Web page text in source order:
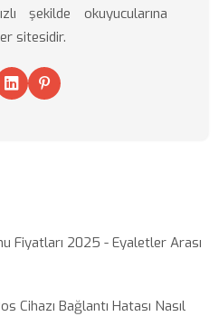
şekilde okuyucularına
sitesidir.
Fiyatları 2025 - Eyaletler Arası
Cihazı Bağlantı Hatası Nasıl